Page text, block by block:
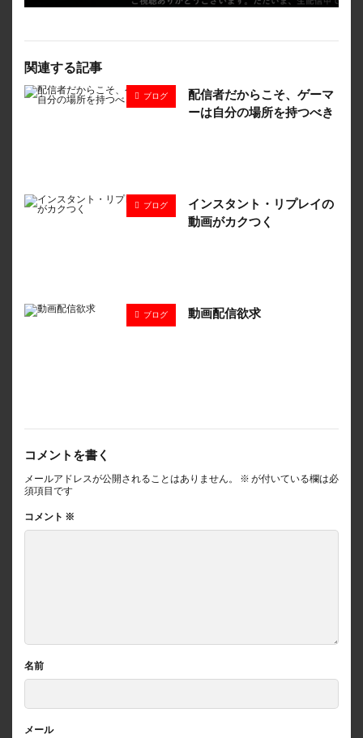
関連する記事
ブログ
配信者だからこそ、ゲーマ
ーは自分の場所を持つべき
ブログ
インスタント・リプレイの
動画がカクつく
ブログ 動画配信欲求
コメントを書く
メールアドレスが公開されることはありません。 ※ が付いている欄は必
須項目です
コメント ※
名前
メール